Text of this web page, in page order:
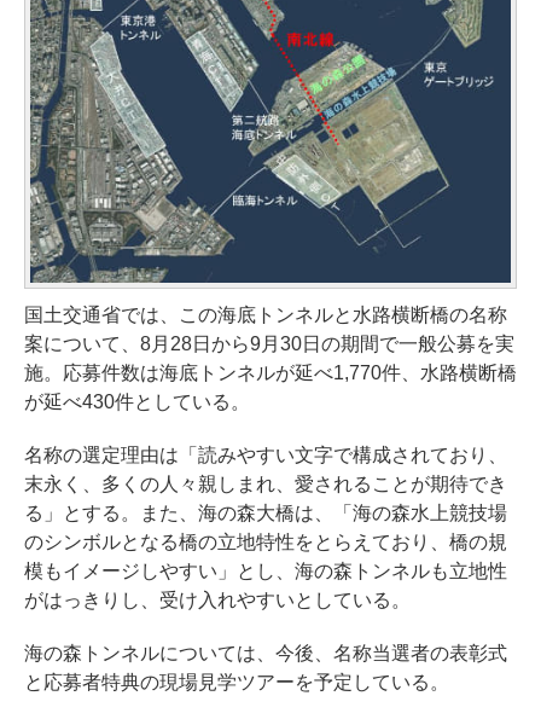
国土交通省では、この海底トンネルと水路横断橋の名称
案について、8月28日から9月30日の期間で一般公募を実
施。応募件数は海底トンネルが延べ1,770件、水路横断橋
が延べ430件としている。
名称の選定理由は「読みやすい文字で構成されており、
末永く、多くの人々親しまれ、愛されることが期待でき
る」とする。また、海の森大橋は、「海の森水上競技場
のシンボルとなる橋の立地特性をとらえており、橋の規
模もイメージしやすい」とし、海の森トンネルも立地性
がはっきりし、受け入れやすいとしている。
海の森トンネルについては、今後、名称当選者の表彰式
と応募者特典の現場見学ツアーを予定している。